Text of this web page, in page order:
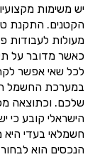
יש משימות
הקטנים. התקנת
מעולות לעבודות
כאשר מדובר על
לכל שאי אפשר
במערכת החשמל
שלכם. וכתוצאה
הישראלי קובע כי
חשמלאי בעדי היא
הנכסים הוא